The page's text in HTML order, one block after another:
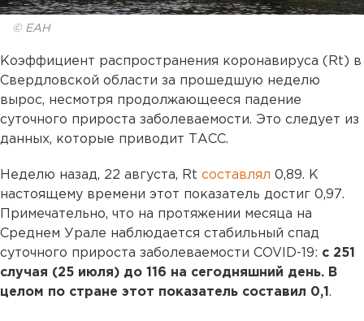
© ЕАН
Коэффициент распространения коронавируса (Rt) в
Свердловской области за прошедшую неделю
вырос, несмотря продолжающееся падение
суточного прироста заболеваемости. Это следует из
данных, которые приводит ТАСС.
Неделю назад, 22 августа, Rt составлял 0,89. К
настоящему времени этот показатель достиг 0,97.
Примечательно, что на протяжении месяца на
Среднем Урале наблюдается стабильный спад
суточного прироста заболеваемости COVID-19: с 251
случая (25 июля) до 116 на сегодняшний день. В
целом по стране этот показатель составил 0,1 .